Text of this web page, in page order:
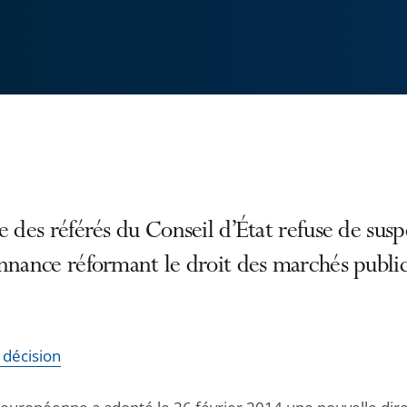
des référés du Conseil d’État refuse de
réformant le droit des marchés